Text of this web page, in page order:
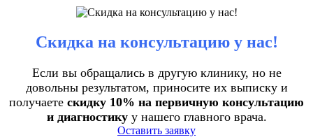
Скидка на консультацию у нас!
Если вы обращались в другую клинику, но не
довольны результатом, приносите их выписку и
получаете скидку 10% на первичную консультацию
и диагностикуу нашего главного врача.
Оставить заявку